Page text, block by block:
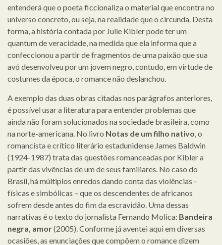
entenderá que o poeta ficcionaliza o material que encontra no
universo concreto, ou seja, na realidade que o circunda. Desta
forma, a história contada por Julie Kibler pode ter um
quantum de veracidade, na medida que ela informa que a
confeccionou a partir de fragmentos de uma paixão que sua
avó desenvolveu por um jovem negro, contudo, em virtude de
costumes da época, o romance não deslanchou.
A exemplo das duas obras citadas nos parágrafos anteriores,
é possível usar a literatura para entender problemas que
ainda não foram solucionados na sociedade brasileira, como
na norte-americana. No livro Notas de um filho nativo , o
romancista e crítico literário estadunidense James Baldwin
(1924-1987) trata das questões romanceadas por Kibler a
partir das vivências de um de seus familiares. No caso do
Brasil, há múltiplos enredos dando conta das violências –
físicas e simbólicas – que os descendentes de africanos
sofrem desde antes do fim da escravidão. Uma dessas
narrativas é o texto do jornalista Fernando Molica: Bandeira
negra, amor(2005). Conforme já aventei aqui em diversas
ocasiões, as enunciações que compõem o romance dizem